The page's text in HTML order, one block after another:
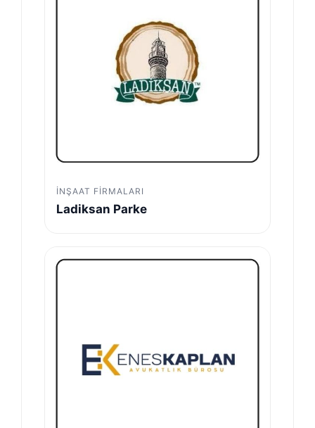
İNŞAAT FIRMALARI
Ladiksan Parke